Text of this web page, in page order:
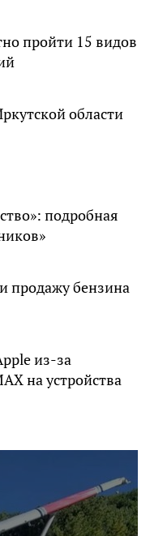
пройти 15 видов
области
подробная
продажу бензина
из-за
на устройства